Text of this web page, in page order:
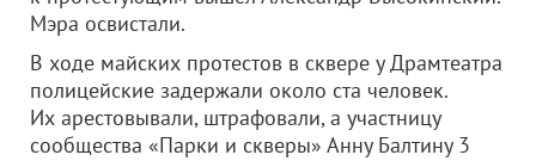
Мэра освистали.
В ходе майских протестов в сквере у Драмтеатра
полицейские задержали около ста человек.
Их арестовывали, штрафовали, а участницу
сообщества «Парки и скверы» Анну Балтину 3